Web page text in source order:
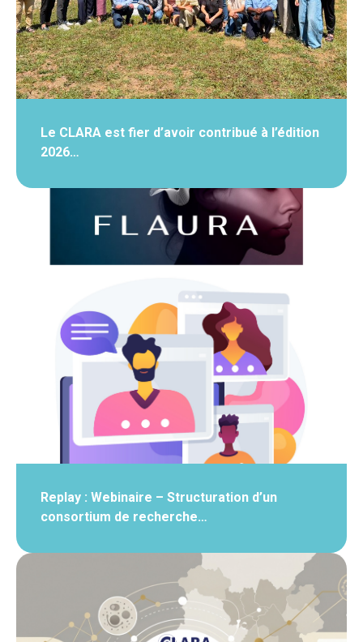
Le CLARA est fier d’avoir contribué à l’édition
2026…
Replay : Webinaire – Structuration d’un
consortium de recherche…